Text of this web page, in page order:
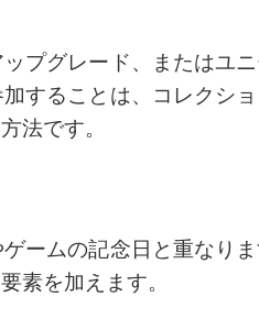
プグレード、またはユ
することは、コレクシ
法です。
ームの記念日と重なり
素を加えます。